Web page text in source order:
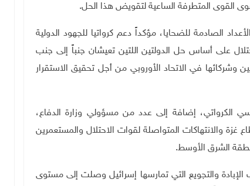
سوى القوى المتطرفة الساعية لتقويض هذا الحل.
الصادمة للضحايا، مؤكداً دعم كرواتيا للجهود الدولية
على أساس حل الدولتين اللتين تعيشان جنباً إلى جنب
في الاتحاد الأوروبي من أجل تحقيق الاستقرار
الكرواتي، إضافة إلى عدد من مسؤولي وزارة الدفاع،
والانتهاكات المتواصلة لقوات الاحتلال والمستعمرين
الشرق الأوسط.
الإبادة والتجويع التي تمارسها إسرائيل وصلت إلى مستوى